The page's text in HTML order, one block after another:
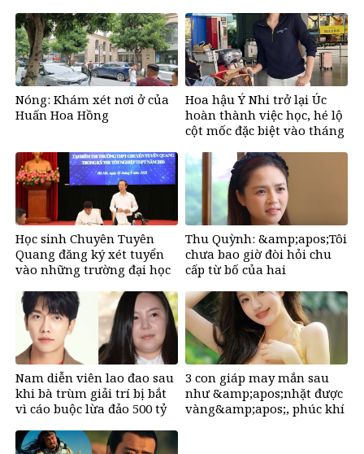
Nóng: Khám xét nơi ở của
Huấn Hoa Hồng
Hoa hậu Ý Nhi trở lại Úc
hoàn thành việc học, hé lộ
cột mốc đặc biệt vào tháng
Học sinh Chuyên Tuyên
Quang đăng ký xét tuyển
vào những trường đại học
Thu Quỳnh: &amp;apos;Tôi
chưa bao giờ đòi hỏi chu
cấp từ bố của hai
Nam diễn viên lao đao sau
khi bà trùm giải trí bị bắt
vì cáo buộc lừa đảo 500 tỷ
3 con giáp may mắn sau
như &amp;apos;nhặt được
vàng&amp;apos;, phúc khí